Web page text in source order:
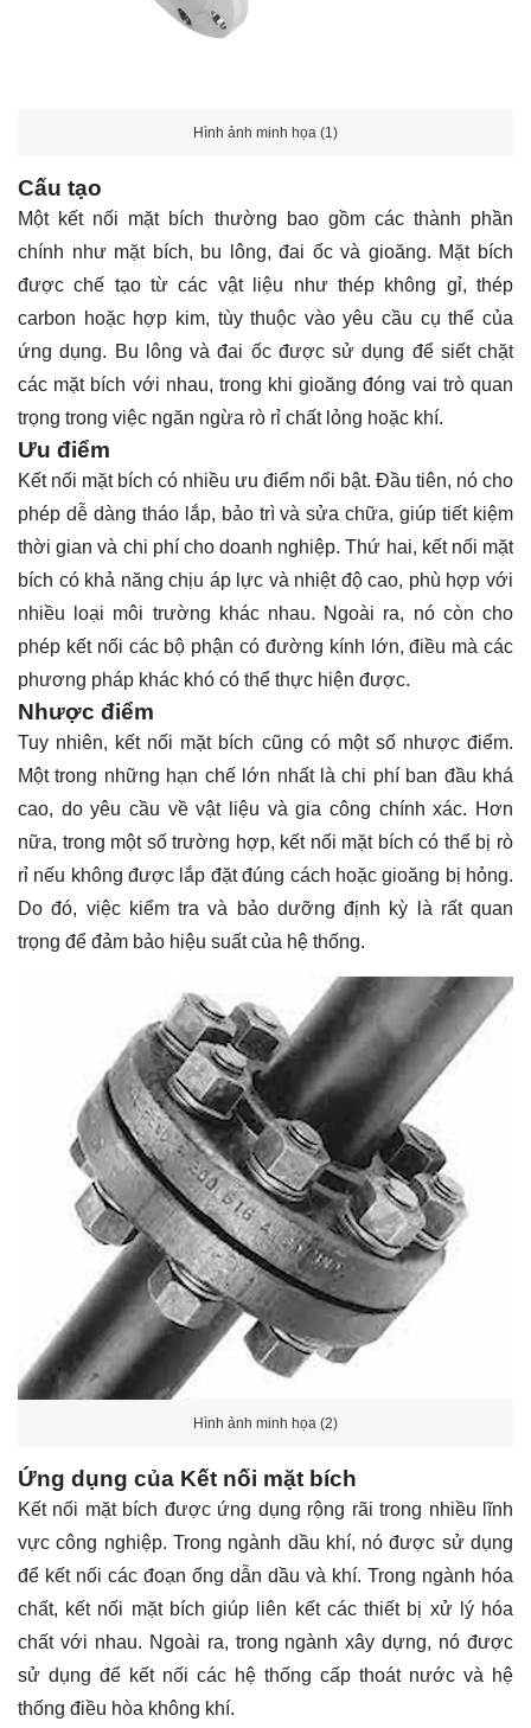
Hình ảnh minh họa (1)
Cấu tạo
Một kết nối mặt bích thường bao gồm các thành phần
chính như mặt bích, bu lông, đai ốc và gioăng. Mặt bích
được chế tạo từ các vật liệu như thép không gỉ, thép
carbon hoặc hợp kim, tùy thuộc vào yêu cầu cụ thể của
ứng dụng. Bu lông và đai ốc được sử dụng để siết chặt
các mặt bích với nhau, trong khi gioăng đóng vai trò quan
trọng trong việc ngăn ngừa rò rỉ chất lỏng hoặc khí.
Ưu điểm
Kết nối mặt bích có nhiều ưu điểm nổi bật. Đầu tiên, nó cho
phép dễ dàng tháo lắp, bảo trì và sửa chữa, giúp tiết kiệm
thời gian và chi phí cho doanh nghiệp. Thứ hai, kết nối mặt
bích có khả năng chịu áp lực và nhiệt độ cao, phù hợp với
nhiều loại môi trường khác nhau. Ngoài ra, nó còn cho
phép kết nối các bộ phận có đường kính lớn, điều mà các
phương pháp khác khó có thể thực hiện được.
Nhược điểm
Tuy nhiên, kết nối mặt bích cũng có một số nhược điểm.
Một trong những hạn chế lớn nhất là chi phí ban đầu khá
cao, do yêu cầu về vật liệu và gia công chính xác. Hơn
nữa, trong một số trường hợp, kết nối mặt bích có thể bị rò
rỉ nếu không được lắp đặt đúng cách hoặc gioăng bị hỏng.
Do đó, việc kiểm tra và bảo dưỡng định kỳ là rất quan
trọng để đảm bảo hiệu suất của hệ thống.
Hình ảnh minh họa (2)
Ứng dụng của Kết nối mặt bích
Kết nối mặt bích được ứng dụng rộng rãi trong nhiều lĩnh
vực công nghiệp. Trong ngành dầu khí, nó được sử dụng
để kết nối các đoạn ống dẫn dầu và khí. Trong ngành hóa
chất, kết nối mặt bích giúp liên kết các thiết bị xử lý hóa
chất với nhau. Ngoài ra, trong ngành xây dựng, nó được
sử dụng để kết nối các hệ thống cấp thoát nước và hệ
thống điều hòa không khí.